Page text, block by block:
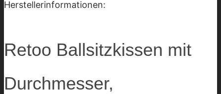
Herstellerinformationen:
Retoo Ballsitzkissen mit
Durchmesser,